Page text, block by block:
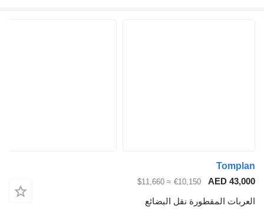
Tomplan
AED 43,000
€10,150
≈ $11,660
العربات المقطورة نقل البضائع